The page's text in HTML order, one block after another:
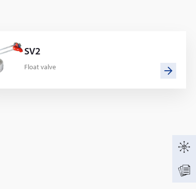
SV2
Float valve